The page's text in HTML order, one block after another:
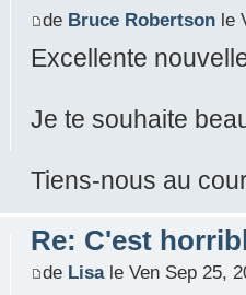
de Bruce Robertsonle
Excellente
Je te souhaite
Tiens-nous au
Re: C'est
de Lisale Ven Sep 25,